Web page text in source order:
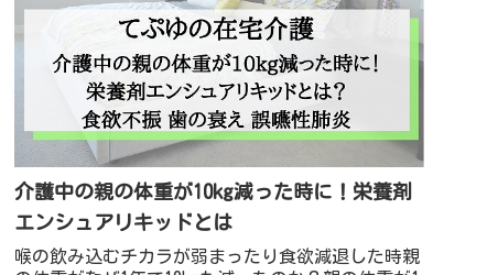
介護中の親の体重が10kg減った時に！栄養剤
エンシュアリキッドとは
喉の飲み込むチカラが弱まったり食欲減退した時親